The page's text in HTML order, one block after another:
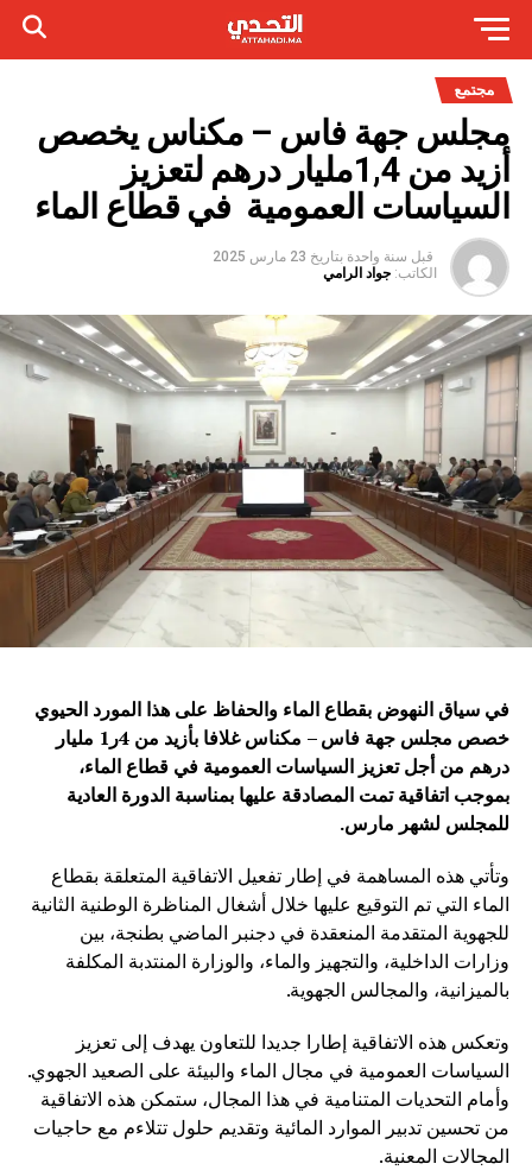
مجتمع
مجلس جهة فاس – مكناس يخصص
أزيد من 1,4مليار درهم لتعزيز
السياسات العمومية في قطاع الماء
قبل سنة واحدة بتاريخ 23 مارس 2025
الكاتب: جواد الرامي
في سياق النهوض بقطاع الماء والحفاظ على هذا المورد الحيوي
خصص مجلس جهة فاس – مكناس غلافا بأزيد من 4ر1 مليار
درهم من أجل تعزيز السياسات العمومية في قطاع الماء،
بموجب اتفاقية تمت المصادقة عليها بمناسبة الدورة العادية
للمجلس لشهر مارس.
وتأتي هذه المساهمة في إطار تفعيل الاتفاقية المتعلقة بقطاع
الماء التي تم التوقيع عليها خلال أشغال المناظرة الوطنية الثانية
للجهوية المتقدمة المنعقدة في دجنبر الماضي بطنجة، بين
وزارات الداخلية، والتجهيز والماء، والوزارة المنتدبة المكلفة
بالميزانية، والمجالس الجهوية.
وتعكس هذه الاتفاقية إطارا جديدا للتعاون يهدف إلى تعزيز
السياسات العمومية في مجال الماء والبيئة على الصعيد الجهوي.
وأمام التحديات المتنامية في هذا المجال، ستمكن هذه الاتفاقية
من تحسين تدبير الموارد المائية وتقديم حلول تتلاءم مع حاجيات
المجالات المعنية.